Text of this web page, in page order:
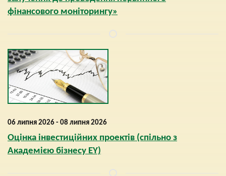
фінансового моніторингу»
06 липня 2026 - 08 липня 2026
Оцінка інвестиційних проектів (спільно з
Академією бізнесу EY)